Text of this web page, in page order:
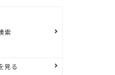
索
見る